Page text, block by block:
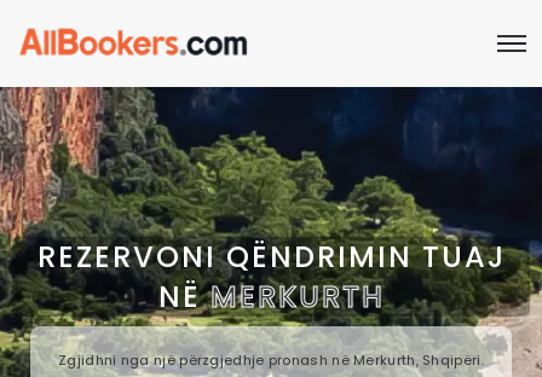
REZERVONI QËNDRIMIN TUAJ
NËMERKURTH
Zgjidhni nga një përzgjedhje pronash në Merkurth, Shqipëri.